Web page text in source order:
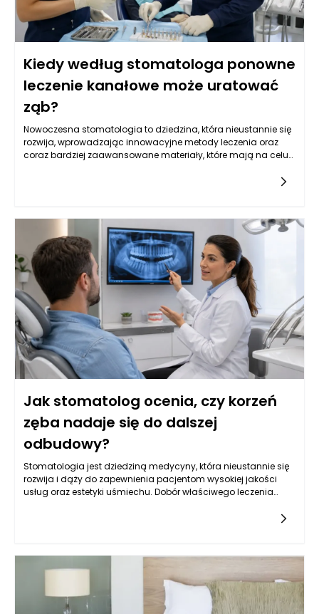
Kiedy według stomatologa ponowne
leczenie kanałowe może uratować
ząb?
Nowoczesna stomatologia to dziedzina, która nieustannie się
rozwija, wprowadzając innowacyjne metody leczenia oraz
coraz bardziej zaawansowane materiały, które mają na celu
kanałowe, często będące ostatnią deską ratunku dla zębów
postępowania. W wielu przypadkach ponowne leczenie
kanałowe może uratować ząb, ale nie każdy przypadek jest
jednoznaczny. Stomatolog w Rzeszowie potrafi ocenić, kiedy
taka decyzja jest zasadne, a także jak skutecznie
przeprowadzić kolejne etapy terapii protetycznej, aby pacjent
mógł cieszyć się zdrowym uśmiechem.
Jak stomatolog ocenia, czy korzeń
zęba nadaje się do dalszej
odbudowy?
Stomatologia jest dziedziną medycyny, która nieustannie się
rozwija i dąży do zapewnienia pacjentom wysokiej jakości
usług oraz estetyki uśmiechu. Dobór właściwego leczenia
korzeni zęba, może wymagać zaawansowanej diagnostyki
dysponuje narzędziami oraz wiedzą, aby dokładnie ocenić,
czy korzeń zęba nadaje się do dalszej odbudowy. Dzięki
nowoczesnym technologiom, takim jak zdjęcia rentgenowskie
czy tomografia komputerowa, można mieć pewność, że
podejmowane decyzje są zawsze oparte na rzetelnych